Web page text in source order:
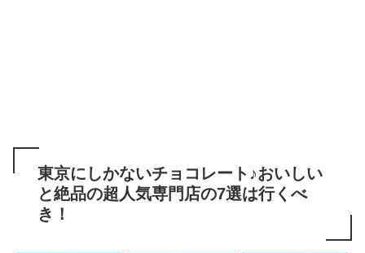
東京にしかないチョコレート♪おいしい
と絶品の超人気専門店の7選は行くべ
き！